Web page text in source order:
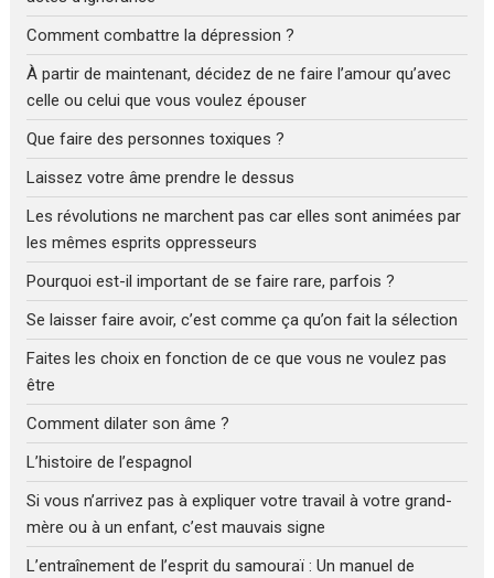
Comment combattre la dépression ?
À partir de maintenant, décidez de ne faire l’amour qu’avec
celle ou celui que vous voulez épouser
Que faire des personnes toxiques ?
Laissez votre âme prendre le dessus
Les révolutions ne marchent pas car elles sont animées par
les mêmes esprits oppresseurs
Pourquoi est-il important de se faire rare, parfois ?
Se laisser faire avoir, c’est comme ça qu’on fait la sélection
Faites les choix en fonction de ce que vous ne voulez pas
être
Comment dilater son âme ?
L’histoire de l’espagnol
Si vous n’arrivez pas à expliquer votre travail à votre grand-
mère ou à un enfant, c’est mauvais signe
L’entraînement de l’esprit du samouraï : Un manuel de